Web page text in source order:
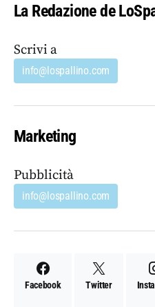
La Redazione de
Scrivi a
info@lospallino.com
Marketing
Pubblicità
info@lospallino.com
Facebook Twitter